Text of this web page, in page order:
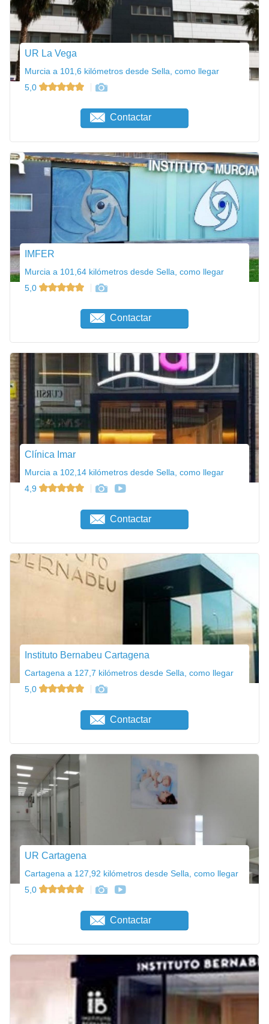
UR La Vega
Murcia a 101,6 kilómetros desde Sella, como llegar
5,0
Contactar
IMFER
Murcia a 101,64 kilómetros desde Sella, como llegar
5,0
Contactar
Clínica Imar
Murcia a 102,14 kilómetros desde Sella, como llegar
4,9
Contactar
Instituto Bernabeu Cartagena
Cartagena a 127,7 kilómetros desde Sella, como llegar
5,0
Contactar
UR Cartagena
Cartagena a 127,92 kilómetros desde Sella, como llegar
5,0
Contactar